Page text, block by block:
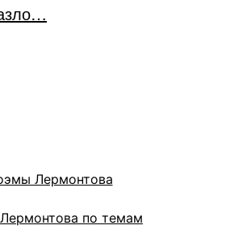
Лермонтова
по темам